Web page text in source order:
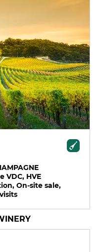
VDC, HVE
On-site sale,